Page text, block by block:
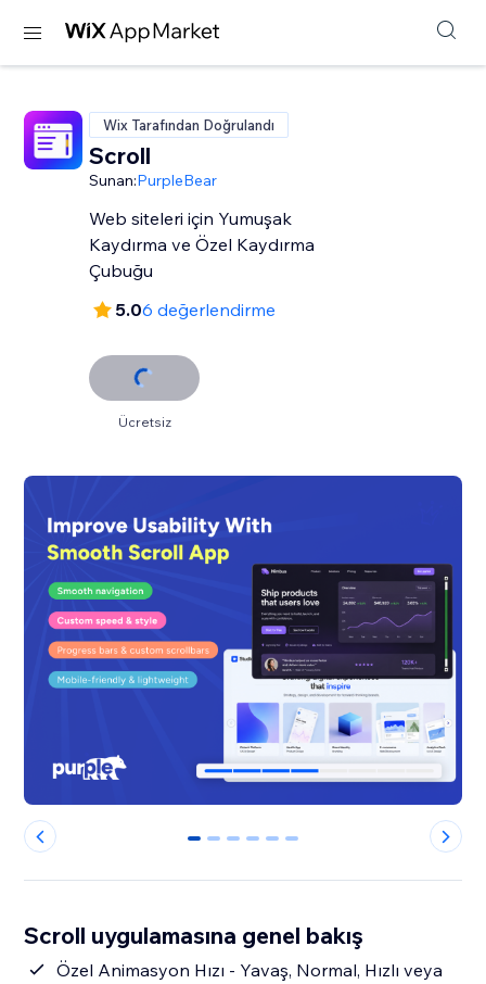
Wix Tarafından Doğrulandı
Scroll
Sunan:PurpleBear
Web siteleri için Yumuşak
Kaydırma ve Özel Kaydırma
Çubuğu
5.06 değerlendirme
Ücretsiz
0 1 2 3 4 5
Scroll uygulamasına genel bakış
Özel Animasyon Hızı - Yavaş, Normal, Hızlı veya